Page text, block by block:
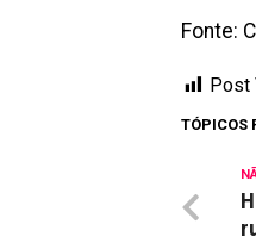
Fonte:
Post
TÓPICOS